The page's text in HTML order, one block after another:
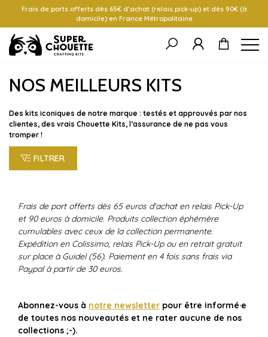
Frais de ports offerts dès 65€ d’achat (relais pick-up) et dès 90€ (à
domicile) en France Métropolitaine
NOS MEILLEURS KITS
Des kits iconiques de notre marque : testés et approuvés par nos
clientes, des vrais Chouette Kits, l’assurance de ne pas vous
tromper !
FILTRER
Frais de port offerts dès 65 euros d'achat en relais Pick-Up
et 90 euros à domicile. Produits collection éphémère
cumulables avec ceux de la collection permanente.
Expédition en Colissimo, relais Pick-Up ou en retrait gratuit
sur place à Guidel (56). Paiement en 4 fois sans frais via
Paypal à partir de 30 euros.
Abonnez-vous à notre newsletter pour être informé·e
de toutes nos nouveautés et ne rater aucune de nos
collections ;-).